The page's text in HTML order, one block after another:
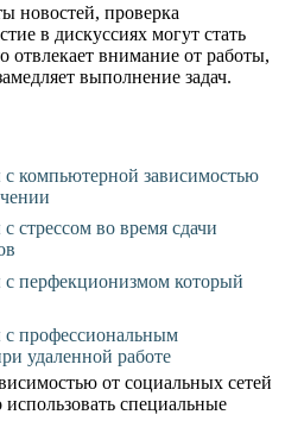
новостей, проверка
в дискуссиях могут стать
отвлекает внимание от работы,
выполнение задач.
компьютерной зависимостью
стрессом во время сдачи
перфекционизмом который
профессиональным
удаленной работе
от социальных сетей
специальные